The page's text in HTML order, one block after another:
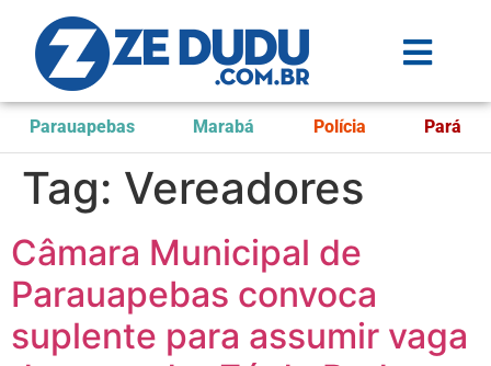
Parauapebas Marabá Polícia Pará
Tag: Vereadores
Câmara Municipal de
Parauapebas convoca
suplente para assumir vaga